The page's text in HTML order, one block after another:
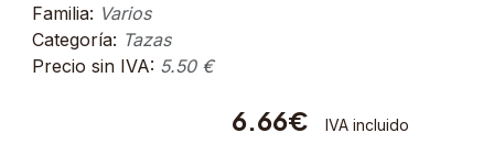
Familia: Varios
Categoría: Tazas
Precio sin IVA: 5.50 €
6.66€ IVA incluido